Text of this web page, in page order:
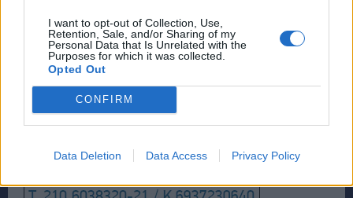
I want to opt-out of Collection, Use,
Retention, Sale, and/or Sharing of my
Personal Data that Is Unrelated with the
Purposes for which it was collected.
Opted Out
CONFIRM
Data Deletion Data Access Privacy Policy